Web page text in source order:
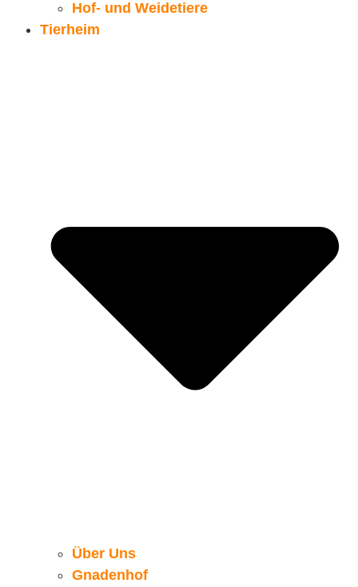
Hof- und Weidetiere
Tierheim
Über Uns
Gnadenhof